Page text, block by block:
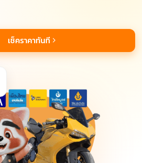
เช็คราคาทันที